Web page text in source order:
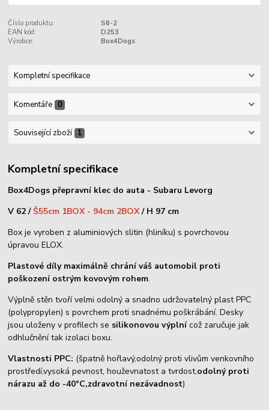
Číslo produktu:
S6-2
EAN kód:
D253
Výrobce:
Box4Dogs
Kompletní specifikace
Komentáře 0
Související zboží 1
Kompletní specifikace
Box4Dogs přepravní klec do auta - Subaru Levorg
V 62 /Š55cm 1BOX - 94cm 2BOX/ H 97 cm
Box je vyroben z aluminiových slitin (hliníku) s povrchovou
úpravou ELOX.
Plastové díly maximálně chrání váš automobil proti
poškození ostrým kovovým rohem.
Výplně stěn tvoří velmi odolný a snadno udržovatelný plast PPC
(polypropylen) s povrchem proti snadnému poškrábání. Desky
jsou uloženy v profilech se silikonovou výplnícož zaručuje jak
odhlučnění tak izolaci boxu.
Vlastnosti PPC: (špatně hořlavý,odolný proti vlivům venkovního
prostředí,vysoká pevnost, houževnatost a tvrdost,odolný proti
nárazu až do -40°C,zdravotní nezávadnost)